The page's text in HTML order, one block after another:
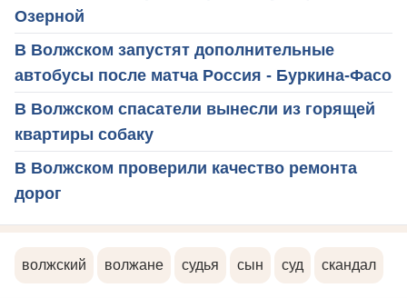
Озерной
В Волжском запустят дополнительные
автобусы после матча Россия - Буркина-Фасо
В Волжском спасатели вынесли из горящей
квартиры собаку
В Волжском проверили качество ремонта
дорог
волжский волжане судья сын суд скандал